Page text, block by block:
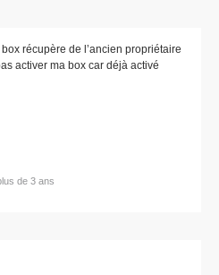
récupère de l’ancien propriétaire
activer ma box car déjà activé
de 3 ans